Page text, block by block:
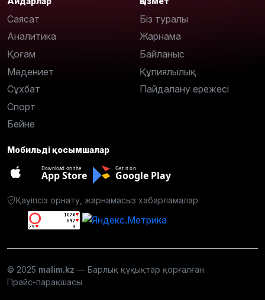
Саясат
Аналитика
Қоғам
Мәдениет
Сұхбат
Спорт
Бейне
Біз туралы
Жарнама
Байланыс
Құпиялылық
Пайдалану ережесі
Мобильді қосымшалар
Download on the
App Store
Get it on
Google Play
Қауіпсіз орнату, жарнамасыз хабарламалар.
© 2025 malim.kz — Барлық құқықтар қорғалған.
Прайс-парақшасы